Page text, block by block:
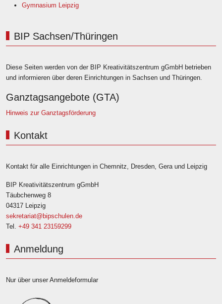
Gymnasium Leipzig
BIP Sachsen/Thüringen
Diese Seiten werden von der BIP Kreativitätszentrum gGmbH betrieben
und informieren über deren Einrichtungen in Sachsen und Thüringen.
Ganztagsangebote (GTA)
Hinweis zur Ganztagsförderung
Kontakt
Kontakt für alle Einrichtungen in Chemnitz, Dresden, Gera und Leipzig
BIP Kreativitätszentrum gGmbH
Täubchenweg 8
04317 Leipzig
sekretariat@bipschulen.de
Tel. +49 341 23159299
Anmeldung
Nur über unser Anmeldeformular